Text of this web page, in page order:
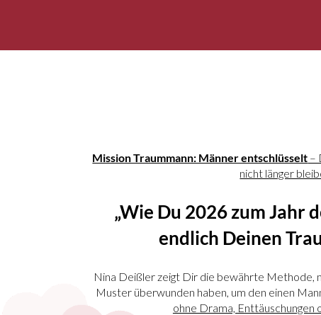
Mission Traummann: Männer entschlüsselt –
nicht länger
„Wie Du 2026 zum Jahr
endlich Deinen
Nina Deißler zeigt Dir die bewährte Methode,
Muster überwunden haben, um den einen
ohne Drama,